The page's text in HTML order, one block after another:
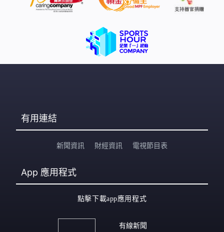
有用連結
新聞資訊 財經資訊 電視節目表
App 應用程式
點擊下載app應用程式
有線新聞